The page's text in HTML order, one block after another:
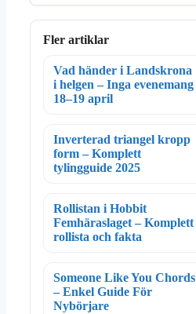
Fler artiklar
Vad händer i Landskrona
i helgen – Inga evenemang
18–19 april
Inverterad triangel kropp
form – Komplett
tylingguide 2025
Rollistan i Hobbit
Femhäraslaget – Komplett
rollista och fakta
Someone Like You Chords
– Enkel Guide För
Nybörjare